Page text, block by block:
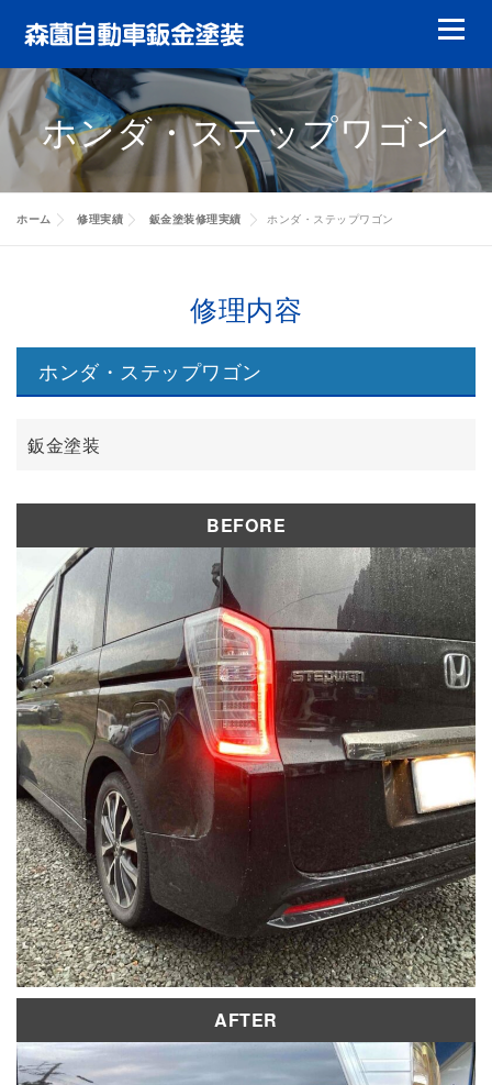
テ
ン
ツ
へ
ス
キ
メニュ
鈑金塗装 ガラスリペア ガラス交換
ヘッドライトリペア やまもりレンタカー
特選中古車 修理実績
修理実績
修理実績
会員について
会社案内
ホンダ・ステップワゴン
ホーム 修理実績 鈑金塗装修理実績 ホンダ・ステップワゴン
修理内容
ホンダ・ステップワゴン
鈑金塗装
BEFORE
AFTER